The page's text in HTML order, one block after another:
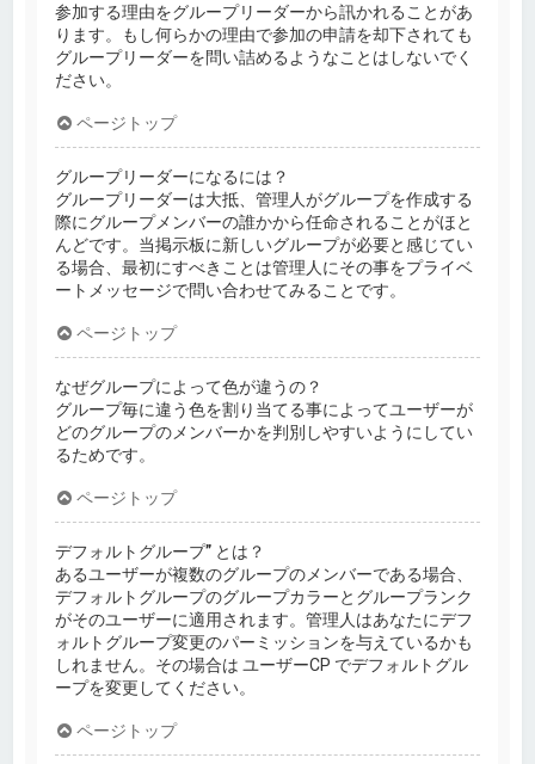
参加する理由をグループリーダーから訊かれることがあ
ります。もし何らかの理由で参加の申請を却下されても
グループリーダーを問い詰めるようなことはしないでく
ださい。
ページトップ
グループリーダーになるには？
グループリーダーは大抵、管理人がグループを作成する
際にグループメンバーの誰かから任命されることがほと
んどです。当掲示板に新しいグループが必要と感じてい
る場合、最初にすべきことは管理人にその事をプライベ
ートメッセージで問い合わせてみることです。
ページトップ
なぜグループによって色が違うの？
グループ毎に違う色を割り当てる事によってユーザーが
どのグループのメンバーかを判別しやすいようにしてい
るためです。
ページトップ
デフォルトグループ” とは？
あるユーザーが複数のグループのメンバーである場合、
デフォルトグループのグループカラーとグループランク
がそのユーザーに適用されます。管理人はあなたにデフ
ォルトグループ変更のパーミッションを与えているかも
しれません。その場合は ユーザーCP でデフォルトグル
ープを変更してください。
ページトップ